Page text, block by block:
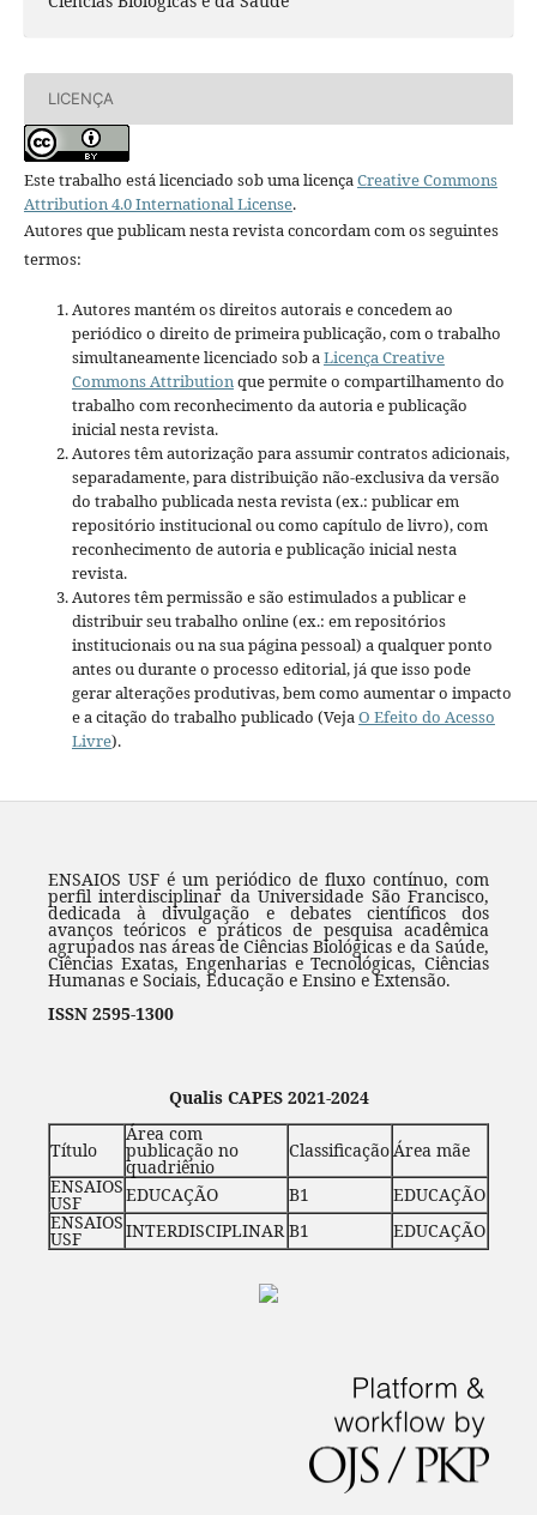
LICENÇA
Este trabalho está licenciado sob uma licençaCreative Commons
Attribution 4.0 International License.
Autores que publicam nesta revista concordam com os seguintes
termos:
Autores mantém os direitos autorais e concedem ao
periódico o direito de primeira publicação, com o trabalho
simultaneamente licenciado sob aLicença Creative
Commons Attributionque permite o compartilhamento do
trabalho com reconhecimento da autoria e publicação
inicial nesta revista.
Autores têm autorização para assumir contratos adicionais,
separadamente, para distribuição não-exclusiva da versão
do trabalho publicada nesta revista (ex.: publicar em
repositório institucional ou como capítulo de livro), com
reconhecimento de autoria e publicação inicial nesta
revista.
Autores têm permissão e são estimulados a publicar e
distribuir seu trabalho online (ex.: em repositórios
institucionais ou na sua página pessoal) a qualquer ponto
antes ou durante o processo editorial, já que isso pode
gerar alterações produtivas, bem como aumentar o impacto
e a citação do trabalho publicado (VejaO Efeito do Acesso
Livre).
ENSAIOS USF é um periódico de fluxo contínuo, com
perfil interdisciplinar da Universidade São Francisco,
dedicada à divulgação e debates científicos dos
avanços teóricos e práticos de pesquisa acadêmica
agrupados nas áreas de Ciências Biológicas e da Saúde,
Ciências Exatas, Engenharias e Tecnológicas, Ciências
Humanas e Sociais, Educação e Ensino e Extensão.
ISSN 2595-1300
Qualis CAPES 2021-2024
Título
Área com
publicação no
quadriênio
Classificação Área mãe
ENSAIOS
USF EDUCAÇÃO B1
EDUCAÇÃO
ENSAIOS
USF INTERDISCIPLINAR B1 EDUCAÇÃO